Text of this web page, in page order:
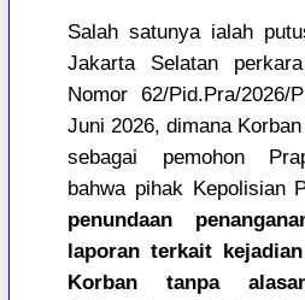
Salah satunya ialah
Jakarta Selatan
Nomor 62/Pid.Pra/2026/
Juni 2026, dimana
sebagai pemohon
bahwa pihak Kepolisian
penundaan
laporan terkait
Korban tanpa